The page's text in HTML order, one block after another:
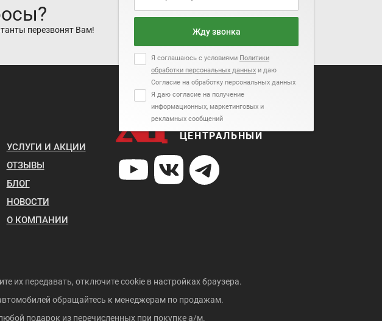
перезвонят Вам! Жду звонка
Я соглашаюсь с условиями Политики
обработки персональных данных и даю
Согласие на обработку персональных данных
Я даю согласие на получение
информационных, маркетинговых и
рекламных сообщений
УСЛУГИ И АКЦИИ
ОТЗЫВЫ
БЛОГ
НОВОСТИ
О КОМПАНИИ
АВТОСАЛОН
ЦЕНТРАЛЬНЫЙ
их передавать, отключите cookie в настройках браузера.
обращайтесь к менеджерам по продажам.
подарок из перечисленных при покупке а/м.